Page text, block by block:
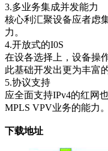
3.多业务集成并发能力
核心利汇聚设备应者虑
力。
4.开放式的I0S
在设各选择上，设备操
此基础开发出更为丰富
5.协议支持
应全面支持IPv4的红网
MPLS VPV业务的能力。
下载地址